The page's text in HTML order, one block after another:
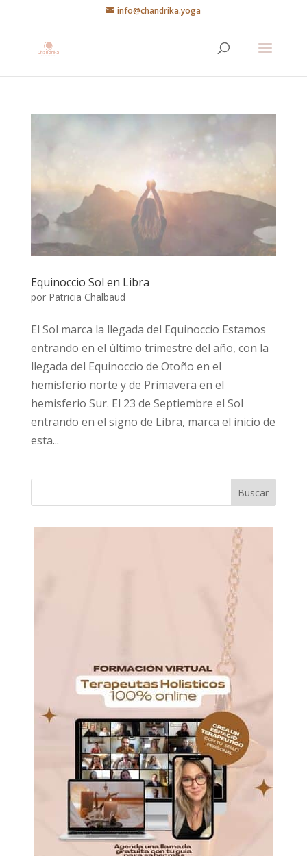
info@chandrika.yoga
Equinoccio Sol en Libra
por Patricia Chalbaud
El Sol marca la llegada del Equinoccio Estamos
entrando en el último trimestre del año, con la
llegada del Equinoccio de Otoño en el
hemisferio norte y de Primavera en el
hemisferio Sur. El 23 de Septiembre el Sol
entrando en el signo de Libra, marca el inicio de
esta...